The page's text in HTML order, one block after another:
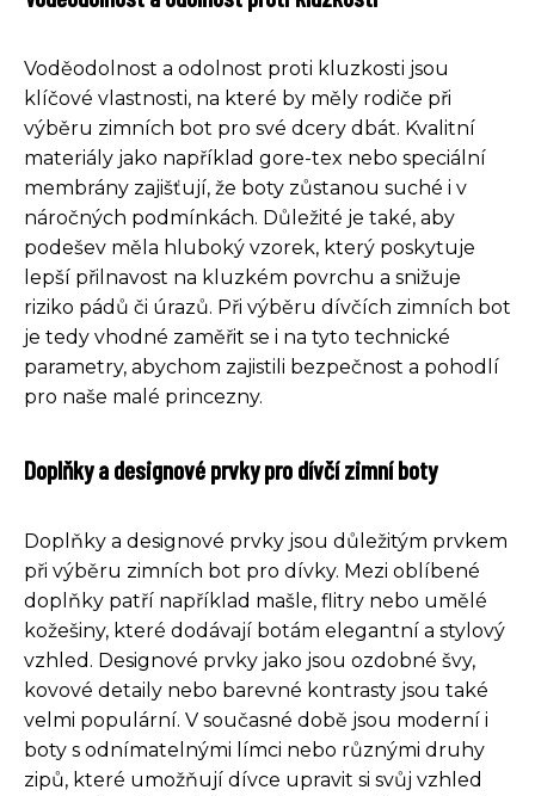
Voděodolnost a odolnost proti kluzkosti jsou
klíčové vlastnosti, na které by měly rodiče při
výběru zimních bot pro své dcery dbát. Kvalitní
materiály jako například gore-tex nebo speciální
membrány zajišťují, že boty zůstanou suché i v
náročných podmínkách. Důležité je také, aby
podešev měla hluboký vzorek, který poskytuje
lepší přilnavost na kluzkém povrchu a snižuje
riziko pádů či úrazů. Při výběru dívčích zimních bot
je tedy vhodné zaměřit se i na tyto technické
parametry, abychom zajistili bezpečnost a pohodlí
pro naše malé princezny.
Doplňky a designové prvky pro dívčí zimní boty
Doplňky a designové prvky jsou důležitým prvkem
při výběru zimních bot pro dívky. Mezi oblíbené
doplňky patří například mašle, flitry nebo umělé
kožešiny, které dodávají botám elegantní a stylový
vzhled. Designové prvky jako jsou ozdobné švy,
kovové detaily nebo barevné kontrasty jsou také
velmi populární. V současné době jsou moderní i
boty s odnímatelnými límci nebo různými druhy
zipů, které umožňují dívce upravit si svůj vzhled